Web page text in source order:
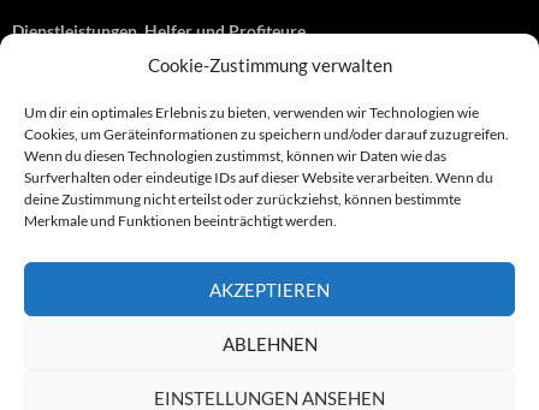
Cookie-Zustimmung verwalten
Um dir ein optimales Erlebnis zu bieten, verwenden wir Technologien wie
Cookies, um Geräteinformationen zu speichern und/oder darauf zuzugreifen.
Wenn du diesen Technologien zustimmst, können wir Daten wie das
Surfverhalten oder eindeutige IDs auf dieser Website verarbeiten. Wenn du
deine Zustimmung nicht erteilst oder zurückziehst, können bestimmte
Merkmale und Funktionen beeinträchtigt werden.
AKZEPTIEREN
ABLEHNEN
EINSTELLUNGEN ANSEHEN
Dienstleistungen, Helfer und Profiteure
Anonymisierungsdienste, VPN- und Web-Proxy…
Bezahlsysteme, Finanzdienstleister und…
Bürodienstleister, Firmengründer- und/oder…
Datenhändler, Adressbroker und zielgerichtetes…
Hosting, Routing, Provider, Domain-, Web- und…
Inkasso, Forderungsmanagement und eintreibende…
Spieleanbieter, Online- und Browsergames
Partnerprogramme, Vertriebskanäle- und…
Telekommunikationsdienstleister, Internet…
Vereine, Verbände, Vereinigungen und Lobbyisten
Web-Rotlichtbezirk, Erotik- und XXX-Anbieter
Sonstige Dienstleister, Profiteure und Kooperationen